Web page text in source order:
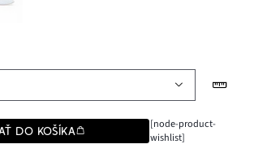
DO KOŠÍKA
[node-product-
wishlist]